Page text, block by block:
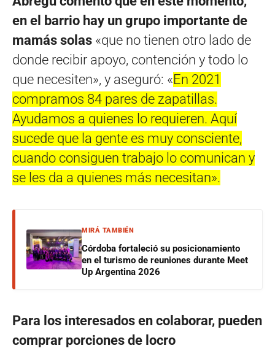
en el barrio hay un grupo importante de
mamás solas «que no tienen otro lado de
donde recibir apoyo, contención y todo lo
que necesiten», y aseguró: «En 2021
compramos 84 pares de zapatillas.
Ayudamos a quienes lo requieren. Aquí
sucede que la gente es muy consciente,
cuando consiguen trabajo lo comunican y
se les da a quienes más necesitan».
MIRÁ TAMBIÉN
Córdoba fortaleció su posicionamiento
en el turismo de reuniones durante Meet
Up Argentina 2026
Para los interesados en colaborar, pueden
comprar porciones de locro